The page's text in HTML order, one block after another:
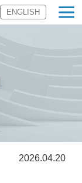
ENGLISH
2026.04.20